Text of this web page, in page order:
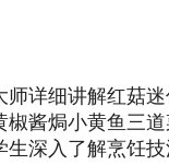
师详细讲解红菇
椒酱焗小黄鱼三
深入了解烹饪技